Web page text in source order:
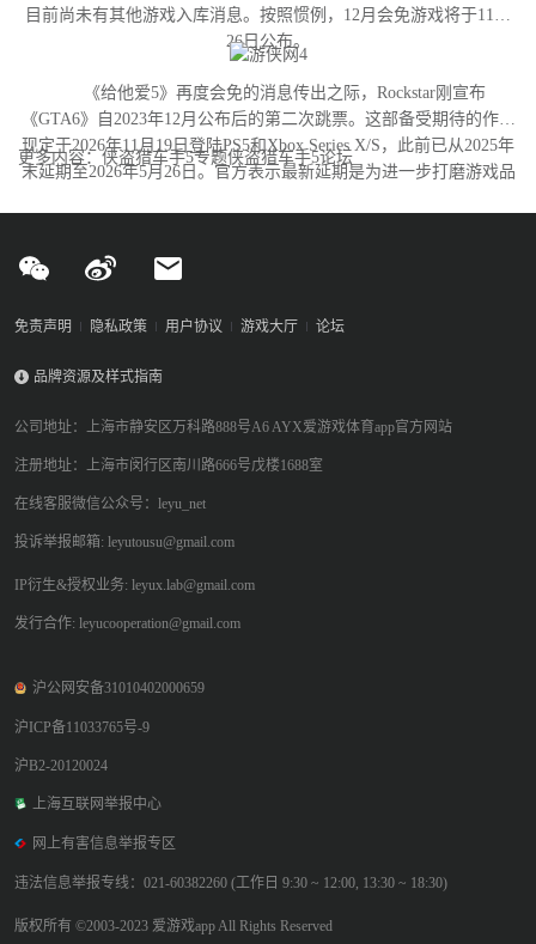
目前尚未有其他游戏入库消息。按照惯例，12月会免游戏将于11月
26日公布。
《给他爱5》再度会免的消息传出之际，Rockstar刚宣布
《GTA6》自2023年12月公布后的第二次跳票。这部备受期待的作品
现定于2026年11月19日登陆PS5和Xbox Series X/S，此前已从2025年
末延期至2026年5月26日。官方表示最新延期是为进一步打磨游戏品
更多内容：侠盗猎车手5专题侠盗猎车手5论坛
免责声明 隐私政策 用户协议 游戏大厅 论坛
品牌资源及样式指南
公司地址：上海市静安区万科路888号A6 AYX爱游戏体育app官方网站
注册地址：上海市闵行区南川路666号戊楼1688室
在线客服微信公众号：leyu_net
投诉举报邮箱: leyutousu@gmail.com
IP衍生&授权业务: leyux.lab@gmail.com
发行合作: leyucooperation@gmail.com
沪公网安备31010402000659
沪ICP备11033765号-9
沪B2-20120024
上海互联网举报中心
网上有害信息举报专区
违法信息举报专线：021-60382260 (工作日 9:30 ~ 12:00, 13:30 ~ 18:30)
版权所有 ©2003-2023 爱游戏app All Rights Reserved